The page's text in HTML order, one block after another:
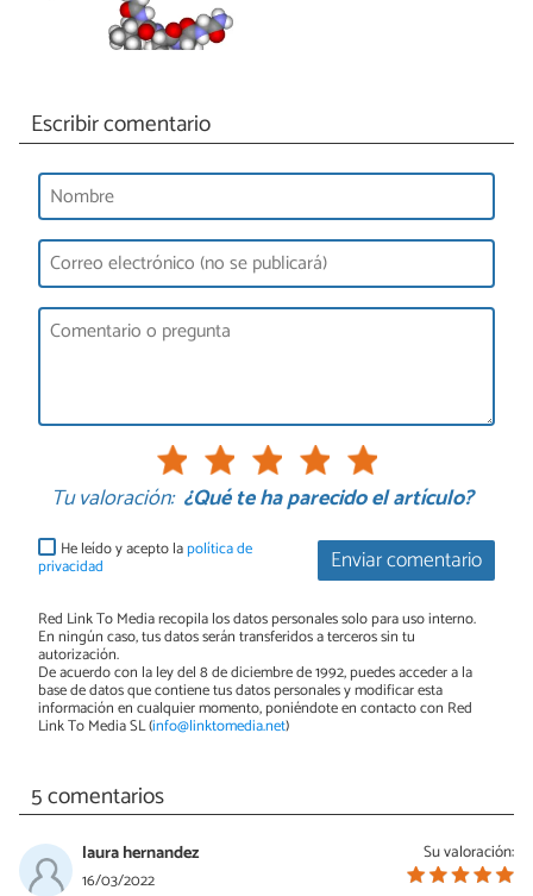
Escribir comentario
Tu valoración: ¿Qué te ha parecido el artículo?
Enviar comentario
He leído y acepto lapolítica de
privacidad
Red Link To Media recopila los datos personales solo para uso interno.
En ningún caso, tus datos serán transferidos a terceros sin tu
autorización.
De acuerdo con la ley del 8 de diciembre de 1992, puedes acceder a la
base de datos que contiene tus datos personales y modificar esta
información en cualquier momento, poniéndote en contacto con Red
Link To Media SL (info@linktomedia.net)
5 comentarios
Su valoración:
laura hernandez
16/03/2022